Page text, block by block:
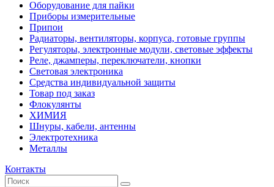
Оборудование для пайки
Приборы измерительные
Припои
Радиаторы, вентиляторы, корпуса, готовые группы
Регуляторы, электронные модули, световые эффекты
Реле, джамперы, переключатели, кнопки
Световая электроника
Средства индивидуальной защиты
Товар под заказ
Флокулянты
ХИМИЯ
Шнуры, кабели, антенны
Электротехника
Металлы
Контакты